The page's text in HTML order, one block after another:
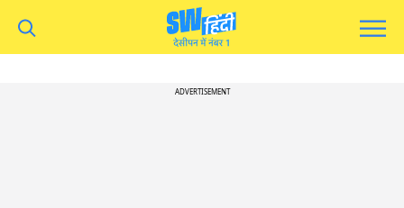
ADVERTISEMENT